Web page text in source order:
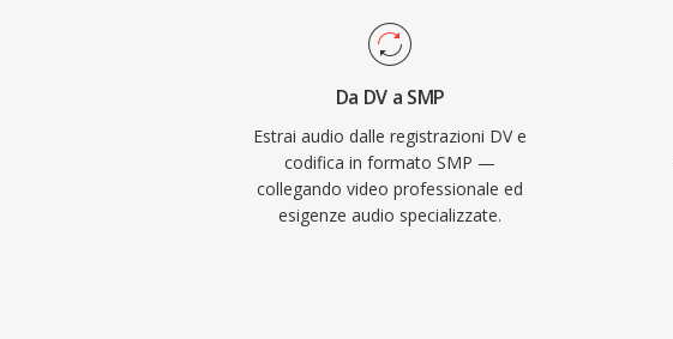
Da DV a SMP
Estrai audio dalle registrazioni DV e
codifica in formato SMP —
collegando video professionale ed
esigenze audio specializzate.